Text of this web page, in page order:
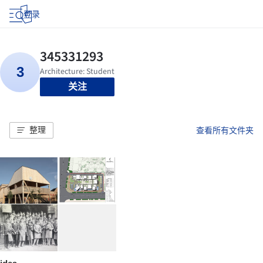
登录
关注
整理 查看所有文件夹